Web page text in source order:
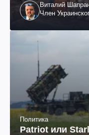
Виталий
Член
Политика
Patriot или